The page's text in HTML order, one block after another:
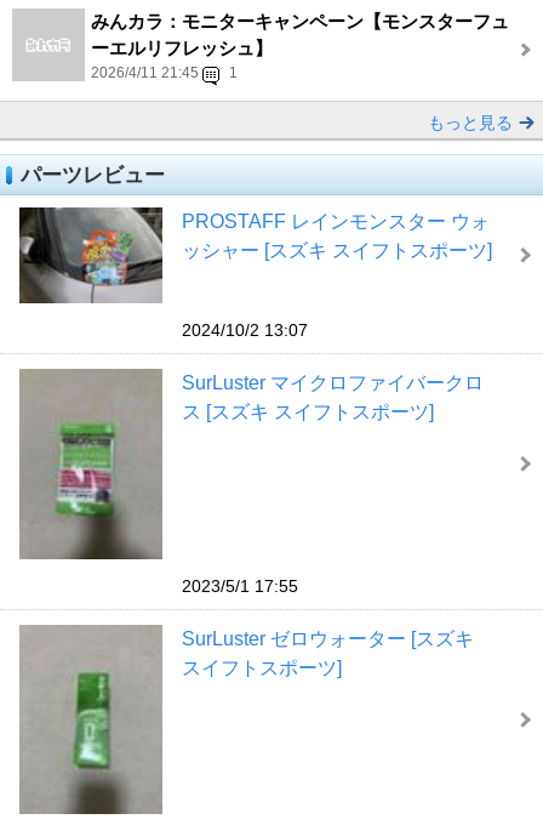
みんカラ：モニターキャンペーン【モンスターフュ
ーエルリフレッシュ】
2026/4/11 21:45 1
もっと見る
パーツレビュー
PROSTAFF レインモンスター ウォ
ッシャー [スズキ スイフトスポーツ]
2024/10/2 13:07
SurLuster マイクロファイバークロ
ス [スズキ スイフトスポーツ]
2023/5/1 17:55
SurLuster ゼロウォーター [スズキ
スイフトスポーツ]